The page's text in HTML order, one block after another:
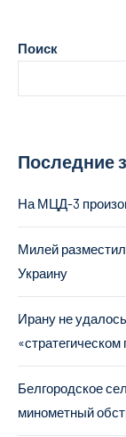
Поиск
Последние
На МЦД-3
Милей
Украину
Ирану не
«стратегическом
Белгородское
минометный